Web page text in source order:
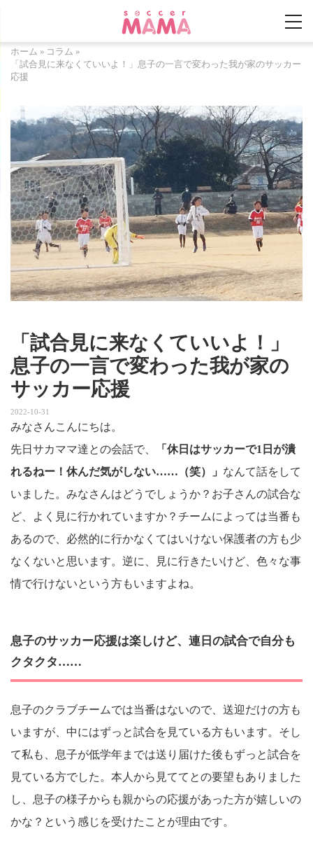
ホーム » コラム »
「試合見に来なくていいよ！」息子の一言で変わった我が家のサッカー
応援
「試合見に来なくていいよ！」
息子の一言で変わった我が家の
サッカー応援
2022-10-31
みなさんこんにちは。
先日サカママ達との会話で、
「休日はサッカーで1日が潰
れるねー！休んだ気がしない……（笑）」 なんて話をして
いました。みなさんはどうでしょうか？お子さんの試合な
ど、よく見に行かれていますか？チームによっては当番も
あるので、必然的に行かなくてはいけない保護者の方も少
なくないと思います。逆に、見に行きたいけど、色々な事
情で行けないという方もいますよね。
息子のサッカー応援は楽しけど、連日の試合で自分も
クタクタ……
息子のクラブチームでは当番はないので、送迎だけの方も
いますが、中にはずっと試合を見ている方もいます。そし
て私も、息子が低学年までは送り届けた後もずっと試合を
見ている方でした。本人から見ててとの要望もありました
し、息子の様子からも親からの応援があった方が嬉しいの
かな？という感じを受けたことが理由です。